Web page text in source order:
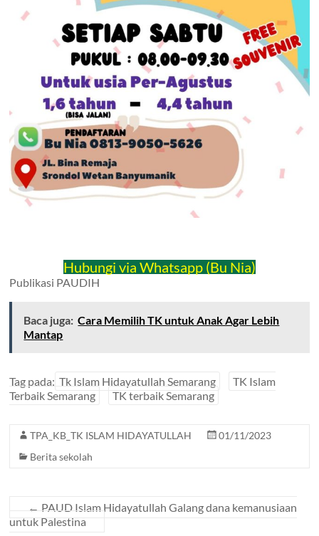
Hubungi via Whatsapp (Bu Nia)
Publikasi PAUDIH
Baca juga: Cara Memilih TK untuk Anak Agar Lebih
Mantap
Tag pada: Tk Islam Hidayatullah Semarang
TK Islam
Terbaik Semarang
TK terbaik Semarang
TPA_KB_TK ISLAM HIDAYATULLAH
01/11/2023
Berita sekolah
← PAUD Islam Hidayatullah Galang dana kemanusiaan
untuk Palestina